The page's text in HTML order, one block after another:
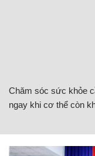
Chăm sóc sức khỏe
ngay khi cơ thể còn